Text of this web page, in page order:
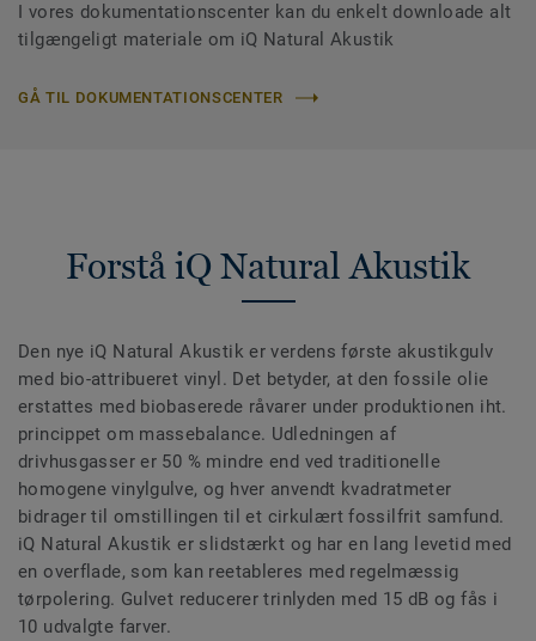
I vores dokumentationscenter kan du enkelt downloade alt
tilgængeligt materiale om iQ Natural Akustik
GÅ TIL DOKUMENTATIONSCENTER
Forstå iQ Natural Akustik
Den nye iQ Natural Akustik er verdens første akustikgulv
med bio-attribueret vinyl. Det betyder, at den fossile olie
erstattes med biobaserede råvarer under produktionen iht.
princippet om massebalance. Udledningen af
drivhusgasser er 50 % mindre end ved traditionelle
homogene vinylgulve, og hver anvendt kvadratmeter
bidrager til omstillingen til et cirkulært fossilfrit samfund.
iQ Natural Akustik er slidstærkt og har en lang levetid med
en overflade, som kan reetableres med regelmæssig
tørpolering. Gulvet reducerer trinlyden med 15 dB og fås i
10 udvalgte farver.